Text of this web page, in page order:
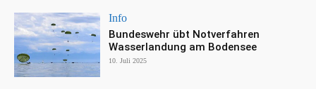
Info
Bundeswehr übt Notverfahren
Wasserlandung am Bodensee
10. Juli 2025